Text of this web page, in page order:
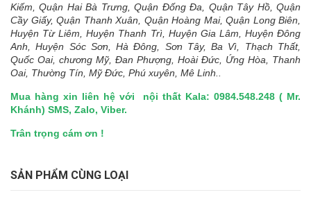
Kiếm, Quận Hai Bà Trưng, Quận Đống Đa, Quận Tây Hồ, Quận
Cầy Giấy, Quận Thanh Xuân, Quận Hoàng Mai, Quận Long Biên,
Huyện Từ Liêm, Huyện Thanh Trì, Huyện Gia Lâm, Huyện Đông
Anh, Huyện Sóc Sơn, Hà Đông, Sơn Tây, Ba Vì, Thạch Thất,
Quốc Oai, chương Mỹ, Đan Phượng, Hoài Đức, Ứng Hòa, Thanh
Oai, Thường Tín, Mỹ Đức, Phú xuyên, Mê Linh..
Mua hàng xin liên hệ với nội thất Kala: 0984.548.248 ( Mr.
Khánh) SMS, Zalo, Viber.
Trân trọng cám ơn !
SẢN PHẨM CÙNG LOẠI